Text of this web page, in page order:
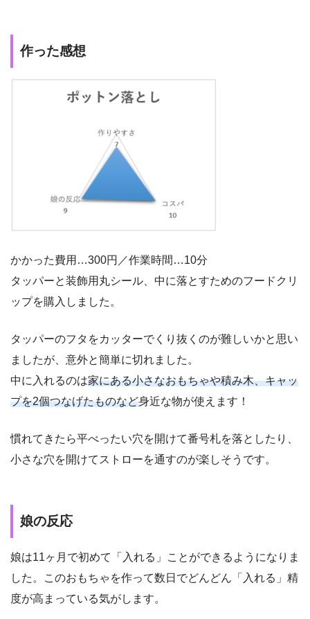
作った感想
かかった費用…300円／作業時間…10分
タッパーと装飾用丸シール、中に落とすためのフードクリ
ップを購入しました。
タッパーのフタをカッターでくり抜くのが難しいかと思い
ましたが、意外と簡単に切れました。
中に入れるのは家にある小さなおもちゃや積み木、キャッ
プを2個つなげたものなど身近な物が使えます！
慣れてきたら平べったい穴を開けて番号札を落としたり、
小さな穴を開けてストローを通すのが楽しそうです。
娘の反応
娘は11ヶ月で初めて「入れる」ことができるようになりま
した。このおもちゃを作って数日でどんどん「入れる」精
度が高まっている気がします。